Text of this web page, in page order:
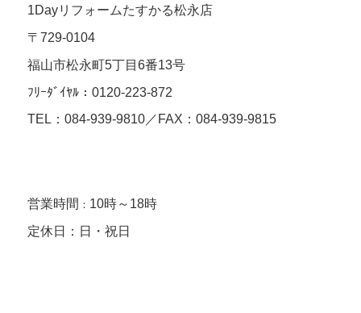
1Dayリフォームたすかる松永店
〒729-0104
福山市松永町5丁目6番13号
ﾌﾘｰﾀﾞｲﾔﾙ：0120-223-872
TEL：084-939-9810／FAX：084-939-9815
営業時間 ： 10時～18時
定休日：日・祝日